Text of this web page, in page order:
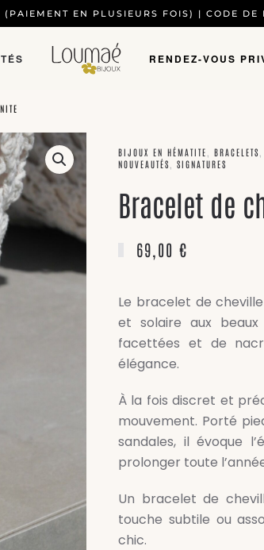
EN PLUSIEURS FOIS) | CODE DE
RENDEZ-VOUS
BIJOUX EN HÉMATITE BRACELETS
NOUVEAUTÉS
SIGNATURES
Bracelet de
69,00 €
Le bracelet de
et solaire aux
facettées et de
élégance.
À la fois discret et
mouvement. Porté
sandales, il évoque
prolonger toute
Un bracelet de
touche subtile ou
chic.